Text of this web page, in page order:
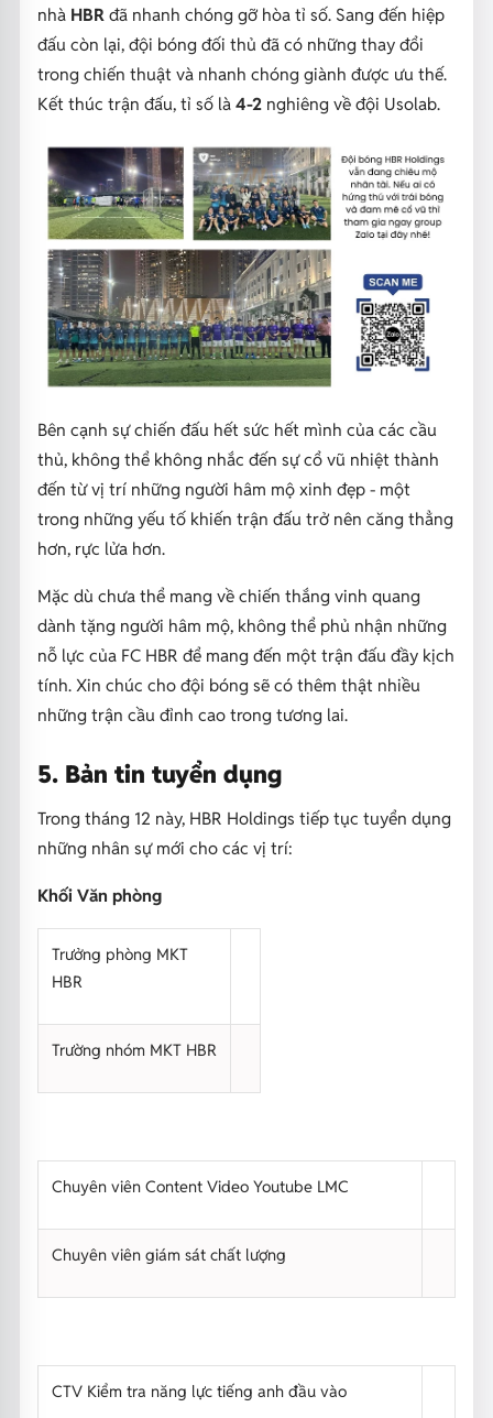
nhà HBRđã nhanh chóng gỡ hòa tỉ số. Sang đến hiệp
đấu còn lại, đội bóng đối thủ đã có những thay đổi
trong chiến thuật và nhanh chóng giành được ưu thế.
Kết thúc trận đấu, tỉ số là4-2nghiêng về đội Usolab.
Bên cạnh sự chiến đấu hết sức hết mình của các cầu
thủ, không thể không nhắc đến sự cổ vũ nhiệt thành
đến từ vị trí những người hâm mộ xinh đẹp - một
trong những yếu tố khiến trận đấu trở nên căng thẳng
hơn, rực lửa hơn.
Mặc dù chưa thể mang về chiến thắng vinh quang
dành tặng người hâm mộ, không thể phủ nhận những
nỗ lực của FC HBR để mang đến một trận đấu đầy kịch
tính. Xin chúc cho đội bóng sẽ có thêm thật nhiều
những trận cầu đỉnh cao trong tương lai.
5. Bản tin tuyển dụng
Trong tháng 12 này, HBR Holdings tiếp tục tuyển dụng
những nhân sự mới cho các vị trí:
Khối Văn phòng
Trưởng phòng MKT
HBR
Trường nhóm MKT HBR
Chuyên viên Content Video Youtube LMC
Chuyên viên giám sát chất lượng
CTV Kiểm tra năng lực tiếng anh đầu vào